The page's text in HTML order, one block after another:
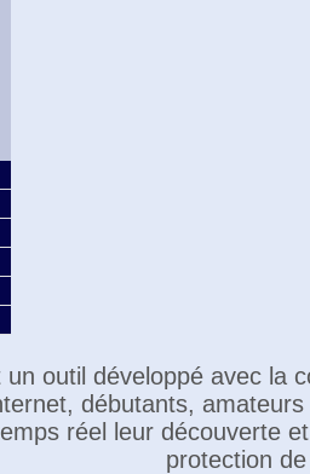
un outil développé avec la
débutants,
réel leur découverte
protection